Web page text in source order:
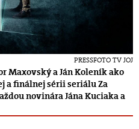
PRESSFOTO TV JOJ
Maxovský a Ján Koleník ako
a finálnej sérii seriálu Za
novinára Jána Kuciaka a